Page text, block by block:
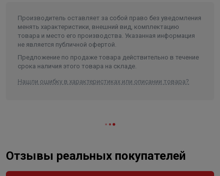
Производитель оставляет за собой право без уведомления
менять характеристики, внешний вид, комплектацию
товара и место его производства. Указанная информация
не является публичной офертой.
Предложение по продаже товара действительно в течение
срока наличия этого товара на складе.
Нашли ошибку в характеристиках или описании товара?
Отзывы реальных покупателей